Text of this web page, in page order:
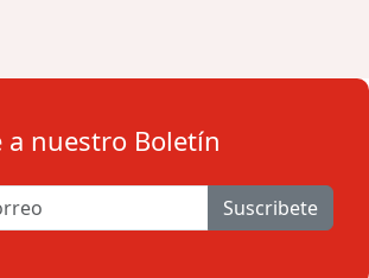
a nuestro Boletín
Suscribete